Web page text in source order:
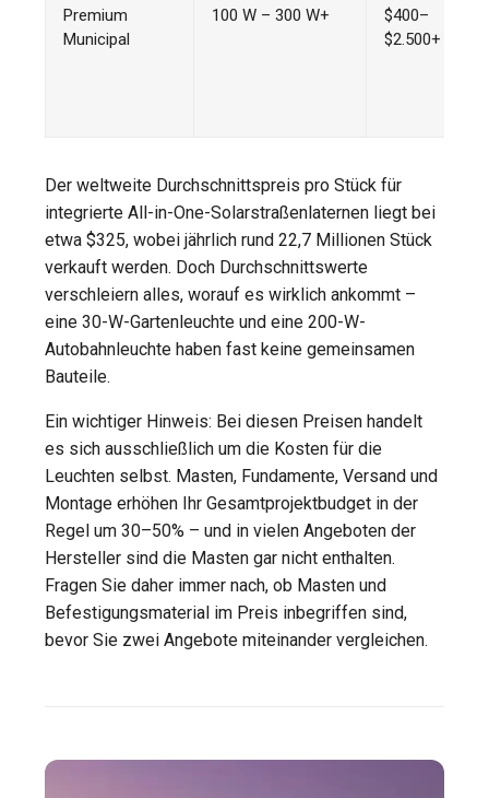
Premium
Municipal
100 W – 300 W+
$400–
$2.500+
Der weltweite Durchschnittspreis pro Stück für
integrierte All-in-One-Solarstraßenlaternen liegt bei
etwa $325, wobei jährlich rund 22,7 Millionen Stück
verkauft werden. Doch Durchschnittswerte
verschleiern alles, worauf es wirklich ankommt –
eine 30-W-Gartenleuchte und eine 200-W-
Autobahnleuchte haben fast keine gemeinsamen
Bauteile.
Ein wichtiger Hinweis: Bei diesen Preisen handelt
es sich ausschließlich um die Kosten für die
Leuchten selbst. Masten, Fundamente, Versand und
Montage erhöhen Ihr Gesamtprojektbudget in der
Regel um 30–50% – und in vielen Angeboten der
Hersteller sind die Masten gar nicht enthalten.
Fragen Sie daher immer nach, ob Masten und
Befestigungsmaterial im Preis inbegriffen sind,
bevor Sie zwei Angebote miteinander vergleichen.